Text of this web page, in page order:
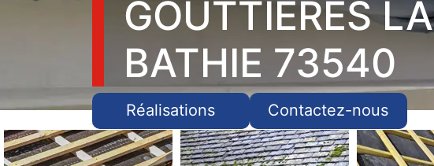
GOUTTIÈRES LA
BATHIE 73540
Réalisations Contactez-nous